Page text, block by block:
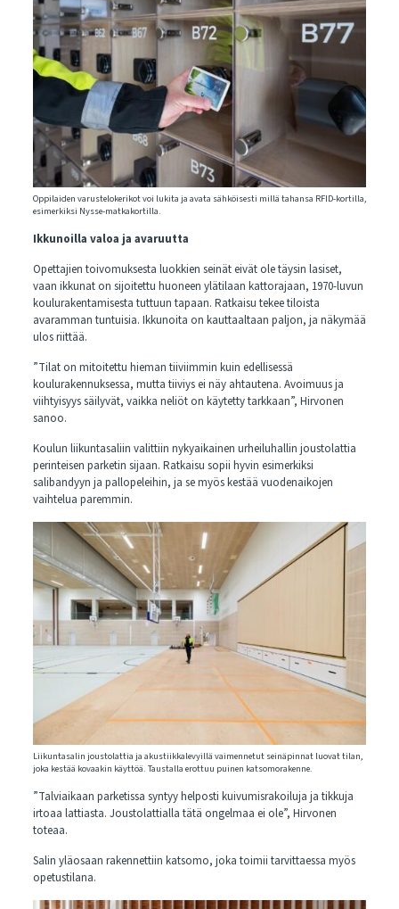
Oppilaiden varustelokerikot voi lukita ja avata sähköisesti millä tahansa RFID-kortilla,
esimerkiksi Nysse-matkakortilla.
Ikkunoilla valoa ja avaruutta
Opettajien toivomuksesta luokkien seinät eivät ole täysin lasiset,
vaan ikkunat on sijoitettu huoneen ylätilaan kattorajaan, 1970-luvun
koulurakentamisesta tuttuun tapaan. Ratkaisu tekee tiloista
avaramman tuntuisia. Ikkunoita on kauttaaltaan paljon, ja näkymää
ulos riittää.
”Tilat on mitoitettu hieman tiiviimmin kuin edellisessä
koulurakennuksessa, mutta tiiviys ei näy ahtautena. Avoimuus ja
viihtyisyys säilyvät, vaikka neliöt on käytetty tarkkaan”, Hirvonen
sanoo.
Koulun liikuntasaliin valittiin nykyaikainen urheiluhallin joustolattia
perinteisen parketin sijaan. Ratkaisu sopii hyvin esimerkiksi
salibandyyn ja pallopeleihin, ja se myös kestää vuodenaikojen
vaihtelua paremmin.
Liikuntasalin joustolattia ja akustiikkalevyillä vaimennetut seinäpinnat luovat tilan,
joka kestää kovaakin käyttöä. Taustalla erottuu puinen katsomorakenne.
”Talviaikaan parketissa syntyy helposti kuivumisrakoiluja ja tikkuja
irtoaa lattiasta. Joustolattialla tätä ongelmaa ei ole”, Hirvonen
toteaa.
Salin yläosaan rakennettiin katsomo, joka toimii tarvittaessa myös
opetustilana.